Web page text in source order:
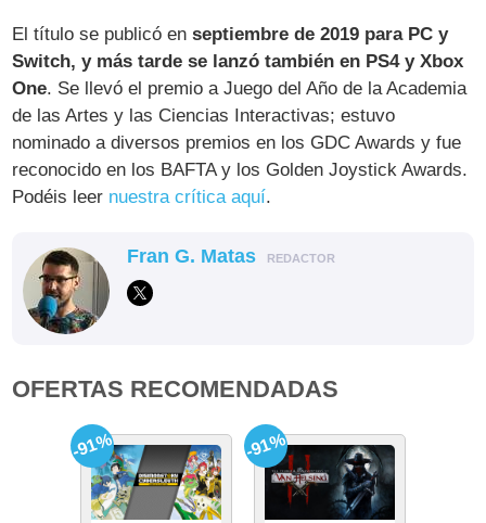
El título se publicó enseptiembre de 2019 para PC y
Switch, y más tarde se lanzó también en PS4 y Xbox
One. Se llevó el premio a Juego del Año de la Academia
de las Artes y las Ciencias Interactivas; estuvo
nominado a diversos premios en los GDC Awards y fue
reconocido en los BAFTA y los Golden Joystick Awards.
Podéis leer nuestra crítica aquí.
Fran G. Matas REDACTOR
OFERTAS RECOMENDADAS
-91% -91%